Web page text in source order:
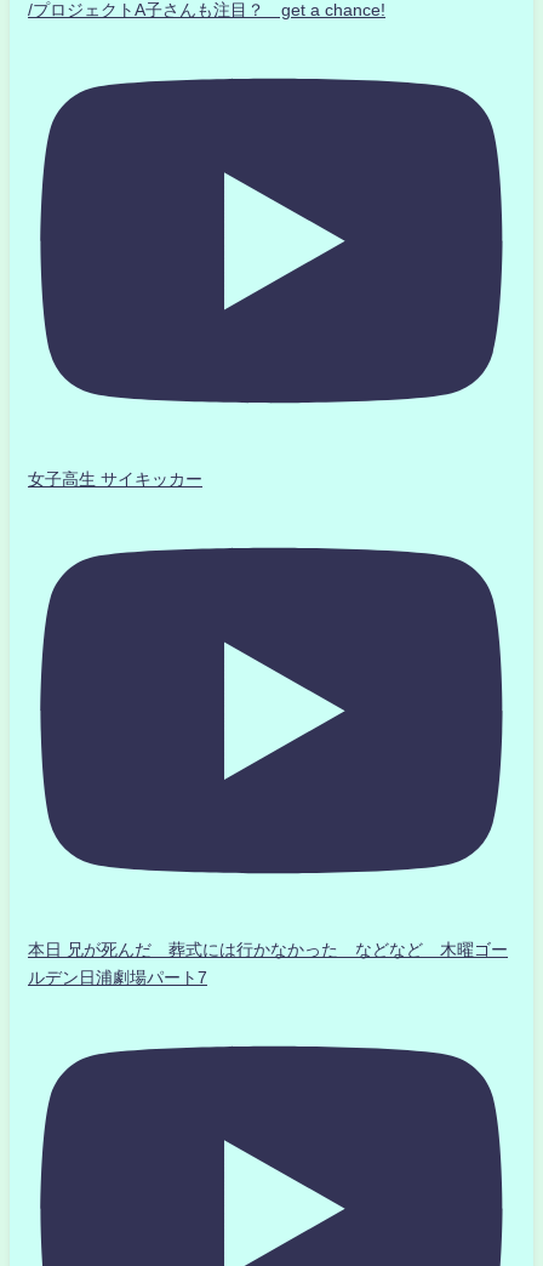
/プロジェクトA子さんも注目？ get a chance!
女子高生 サイキッカー
本日 兄が死んだ 葬式には行かなかった などなど 木曜ゴー
ルデン日浦劇場パート7